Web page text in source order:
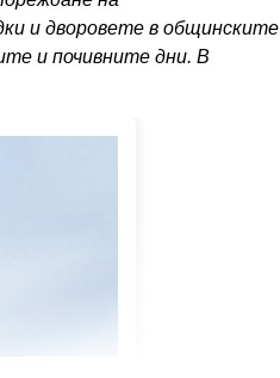
и дворовете в общинските
и почивните дни. В